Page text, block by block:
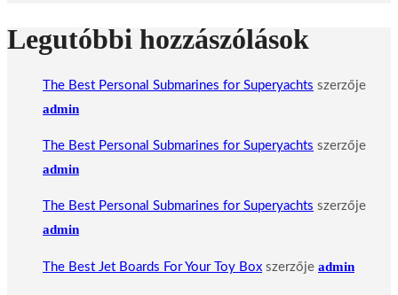
Legutóbbi hozzászólások
The Best Personal Submarines for Superyachts szerzője
admin
The Best Personal Submarines for Superyachts szerzője
admin
The Best Personal Submarines for Superyachts szerzője
admin
The Best Jet Boards For Your Toy Box szerzője admin